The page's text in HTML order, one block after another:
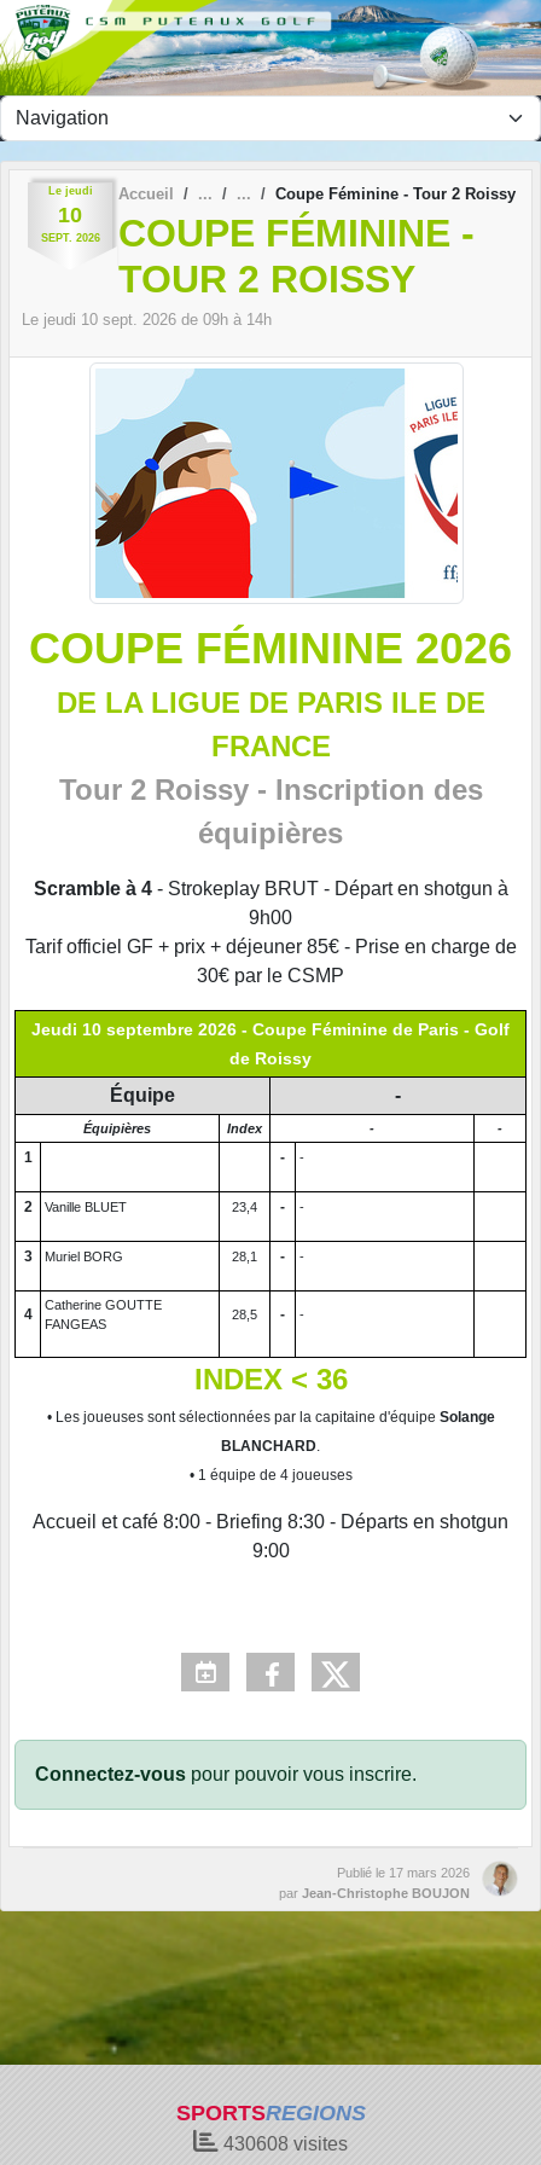
Le jeudi
10
SEPT. 2026
Accueil Coupe Féminine - Tour 2 Roissy
COUPE FÉMININE -
TOUR 2 ROISSY
Le jeudi 10 sept. 2026 de 09h à 14h
COUPE FÉMININE 2026
DE LA LIGUE DE PARIS ILE DE
FRANCE
Tour 2 Roissy - Inscription des
équipières
Scramble à 4- Strokeplay BRUT - Départ en shotgun à
9h00
Tarif officiel GF + prix + déjeuner 85€ - Prise en charge de
30€ par le CSMP
Jeudi 10 septembre 2026 - Coupe Féminine de Paris - Golf
de Roissy
Équipe -
Équipières Index - -
1 - -
2 Vanille BLUET 23,4 - -
3 Muriel BORG 28,1 - -
4
Catherine GOUTTE
FANGEAS
28,5 - -
INDEX < 36
• Les joueuses sont sélectionnées par la capitaine d'équipe Solange
BLANCHARD.
• 1 équipe de 4 joueuses
Accueil et café 8:00 - Briefing 8:30 - Départs en shotgun
9:00
Connectez-vous pour pouvoir vous inscrire.
Publié le 17 mars 2026
par Jean-Christophe BOUJON
SPORTSREGIONS
430608 visites
Panneau de gestion des cookies